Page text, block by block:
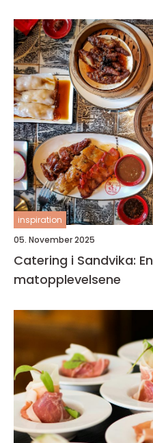
inspiration
05. November 2025
Catering i Sandvika:
matopplevelsene